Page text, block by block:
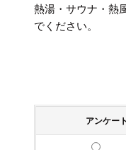
熱湯・サウナ・熱
でください。
アンケー